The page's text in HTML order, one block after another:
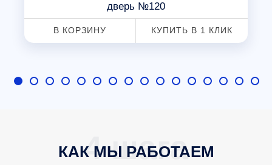
дверь №120
В КОРЗИНУ КУПИТЬ В 1 КЛИК
КАК МЫ РАБОТАЕМ